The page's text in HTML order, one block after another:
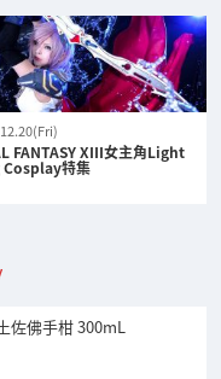
FANTASY XIII女主角Light
特集
佐佛手柑 300mL